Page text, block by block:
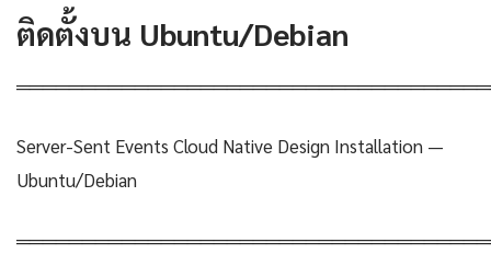
ติดตั้งบน Ubuntu/Debian
Server-Sent Events Cloud Native Design Installation —
Ubuntu/Debian